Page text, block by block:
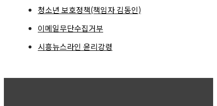
청소년 보호정책(책임자 김동인)
이메일무단수집거부
시흥뉴스라인 윤리강령